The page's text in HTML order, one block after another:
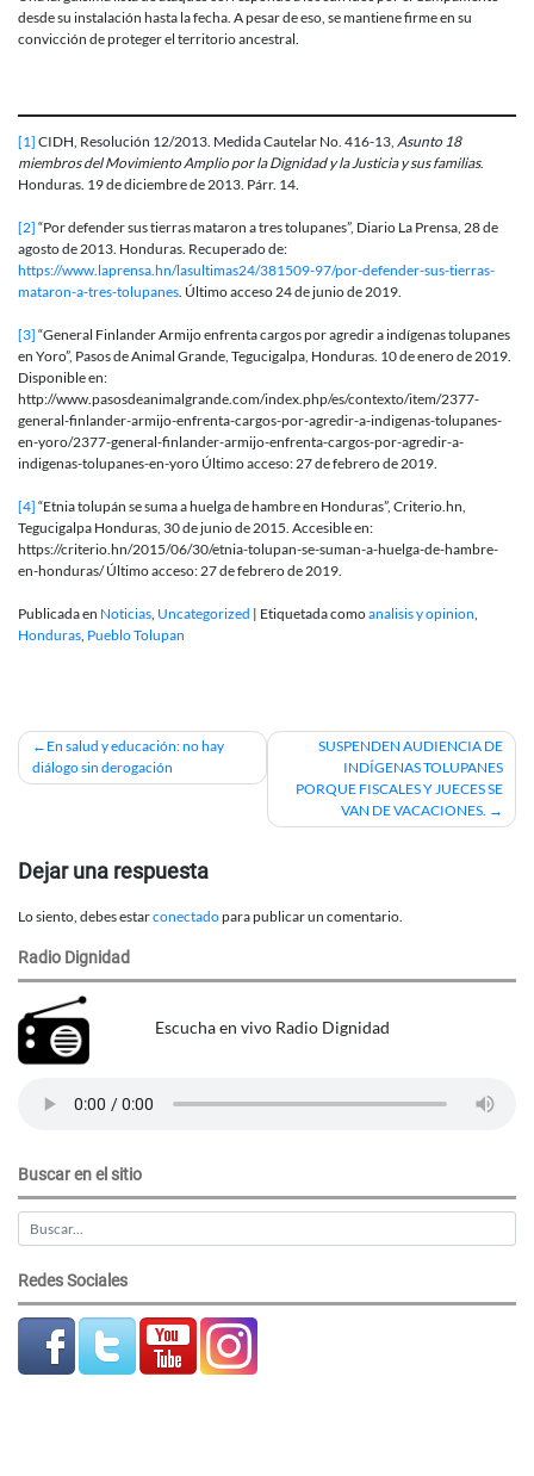
desde su instalación hasta la fecha. A pesar de eso, se mantiene firme en su
convicción de proteger el territorio ancestral.
[1] CIDH, Resolución 12/2013. Medida Cautelar No. 416-13, Asunto 18
miembros del Movimiento Amplio por la Dignidad y la Justicia y sus familias.
Honduras. 19 de diciembre de 2013. Párr. 14.
[2] “Por defender sus tierras mataron a tres tolupanes”, Diario La Prensa, 28 de
agosto de 2013. Honduras. Recuperado de:
https://www.laprensa.hn/lasultimas24/381509-97/por-defender-sus-tierras-
mataron-a-tres-tolupanes. Último acceso 24 de junio de 2019.
[3] “General Finlander Armijo enfrenta cargos por agredir a indígenas tolupanes
en Yoro”, Pasos de Animal Grande, Tegucigalpa, Honduras. 10 de enero de 2019.
Disponible en:
http://www.pasosdeanimalgrande.com/index.php/es/contexto/item/2377-
general-finlander-armijo-enfrenta-cargos-por-agredir-a-indigenas-tolupanes-
en-yoro/2377-general-finlander-armijo-enfrenta-cargos-por-agredir-a-
indigenas-tolupanes-en-yoro Último acceso: 27 de febrero de 2019.
[4] “Etnia tolupán se suma a huelga de hambre en Honduras”, Criterio.hn,
Tegucigalpa Honduras, 30 de junio de 2015. Accesible en:
https://criterio.hn/2015/06/30/etnia-tolupan-se-suman-a-huelga-de-hambre-
en-honduras/ Último acceso: 27 de febrero de 2019.
Publicada en Noticias, Uncategorized | Etiquetada comoanalisis y opinion,
Honduras, Pueblo Tolupan
Navegación
de
En salud y educación: no hay
diálogo sin derogación
SUSPENDEN AUDIENCIA DE
INDÍGENAS TOLUPANES
PORQUE FISCALES Y JUECES SE
VAN DE VACACIONES.
Dejar una respuesta
Lo siento, debes estarconectadopara publicar un comentario.
Radio Dignidad
Escucha en vivo Radio Dignidad
Buscar en el sitio
Redes Sociales